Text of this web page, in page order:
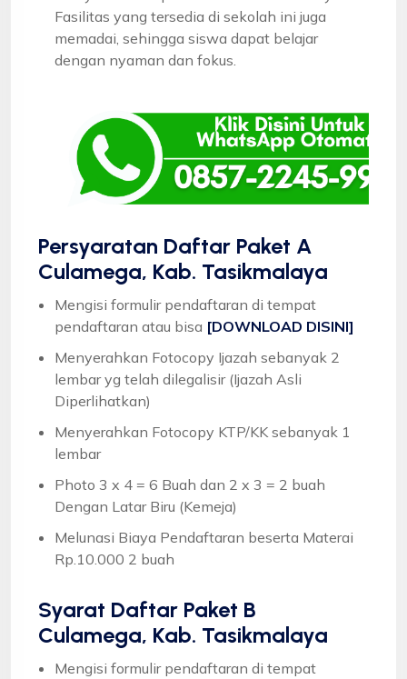
Fasilitas yang tersedia di sekolah ini juga
memadai, sehingga siswa dapat belajar
dengan nyaman dan fokus.
Persyaratan Daftar Paket A
Culamega, Kab. Tasikmalaya
Mengisi formulir pendaftaran di tempat
pendaftaran atau bisa [DOWNLOAD DISINI]
Menyerahkan Fotocopy Ijazah sebanyak 2
lembar yg telah dilegalisir (Ijazah Asli
Diperlihatkan)
Menyerahkan Fotocopy KTP/KK sebanyak 1
lembar
Photo 3 x 4 = 6 Buah dan 2 x 3 = 2 buah
Dengan Latar Biru (Kemeja)
Melunasi Biaya Pendaftaran beserta Materai
Rp.10.000 2 buah
Syarat Daftar Paket B
Culamega, Kab. Tasikmalaya
Mengisi formulir pendaftaran di tempat